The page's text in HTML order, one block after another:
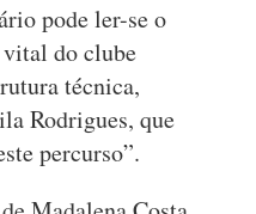
pode ler-se o
do clube
técnica,
Rodrigues, que
percurso”.